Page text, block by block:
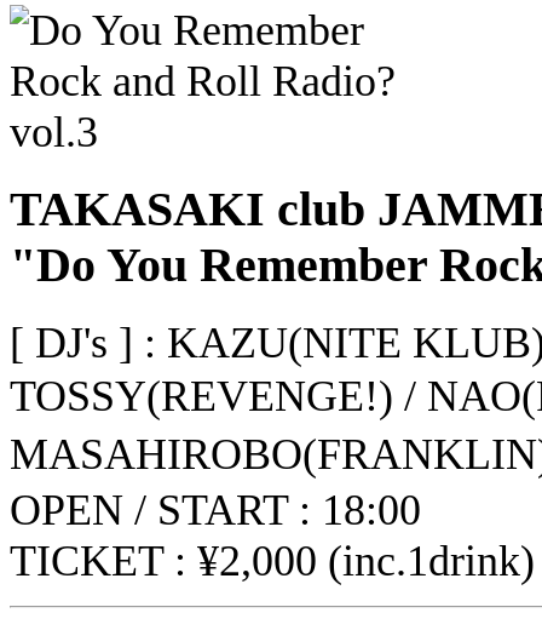
TAKASAKI club
"Do You Remember
[ DJ's ] : KAZU(NITE
TOSSY(REVENGE!) /
OPEN / START : 18:00
TICKET : ¥2,000 (inc.1drink)